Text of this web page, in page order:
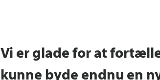
Vi er glade for at
kunne byde endnu en